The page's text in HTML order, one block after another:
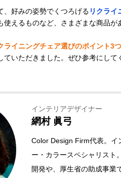
、好みの姿勢でくつろげる リクライ
使えるものなど、さまざまな商品が
ライニングチェア選びのポイント3
ていただきました。ぜひ参考にして
インテリアデザイナー
網村 眞弓
Color Design Firm代表。イ
ー・カラースペシャリスト
開発や、厚生省の助成事業